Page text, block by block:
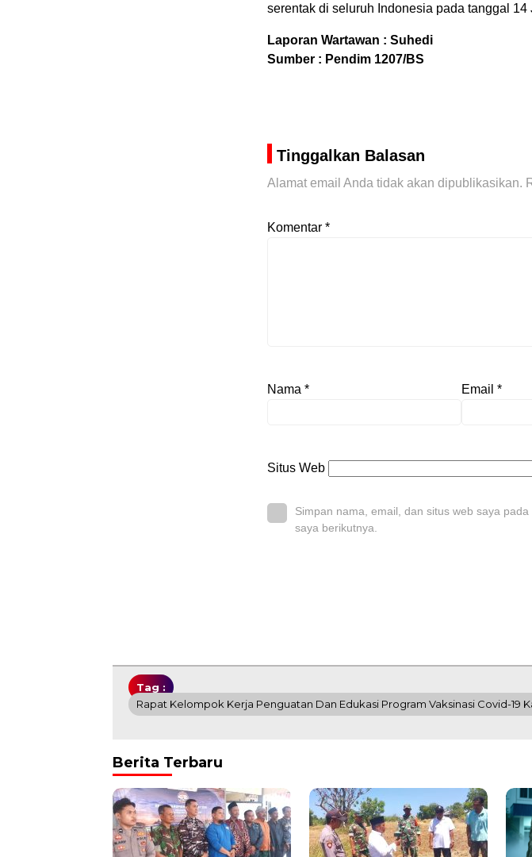
serentak di seluruh Indonesia pada tanggal 14
Laporan Wartawan : Suhedi
Sumber : Pendim 1207/BS
Tinggalkan Balasan
Alamat email Anda tidak akan dipublikasikan.
Komentar *
Nama * Email *
Situs Web
Simpan nama, email, dan situs web saya
saya berikutnya.
Tag :
Rapat Kelompok Kerja Penguatan Dan Edukasi Program Vaksinasi Covid-19
Berita Terbaru